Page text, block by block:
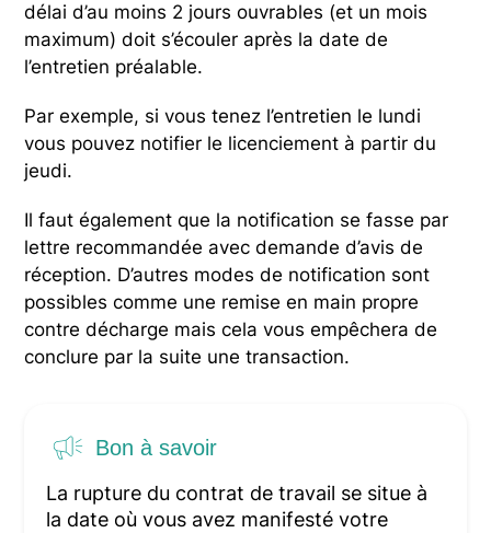
délai d’au moins 2 jours ouvrables (et un mois
maximum) doit s’écouler après la date de
l’entretien préalable.
Par exemple, si vous tenez l’entretien le lundi
vous pouvez notifier le licenciement à partir du
jeudi.
Il faut également que la notification se fasse par
lettre recommandée avec demande d’avis de
réception. D’autres modes de notification sont
possibles comme une remise en main propre
contre décharge mais cela vous empêchera de
conclure par la suite une transaction.
Bon à savoir
La rupture du contrat de travail se situe à
la date où vous avez manifesté votre